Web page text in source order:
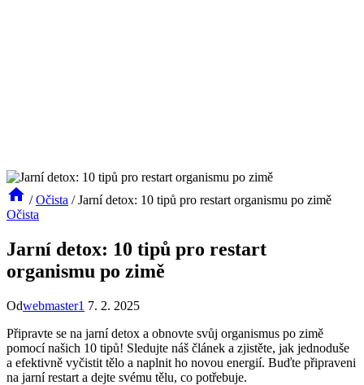
/ Očista / Jarní detox: 10 tipů pro restart organismu po zimě
Očista
Jarní detox: 10 tipů pro restart
organismu po zimě
Odwebmaster1 7. 2. 2025
Připravte se na jarní detox a obnovte svůj organismus po zimě
pomocí našich 10 tipů! Sledujte náš článek a zjistěte, jak jednoduše
a efektivně vyčistit tělo a naplnit ho novou energií. Buďte připraveni
na jarní restart a dejte svému tělu, co potřebuje.